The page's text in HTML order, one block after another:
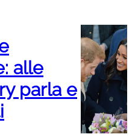
alle
parla e